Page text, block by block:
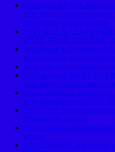
volswagen ARAÇLARA ve
Çeki demiri takma montajı ve
mühendislik ankara ostimde
SUZUKI JLX ÇEKİ
ARAÇ PROJE ANKARA
suzu-d-max-kamyonet-ceki-
ankara-ve-arac-proje-firmasi-
Audi çeki demiri takma
FIAT araçlara ,Fıat EGEA
Çeki Demiri kancası takma
subaru ve subaru forester
proje firması ankara USTA
PEUGEOT çeki demiri
Mühendislik ankara ,
peugeot rıfter çeki demiri
ankara
RANDROVER araç lara ve